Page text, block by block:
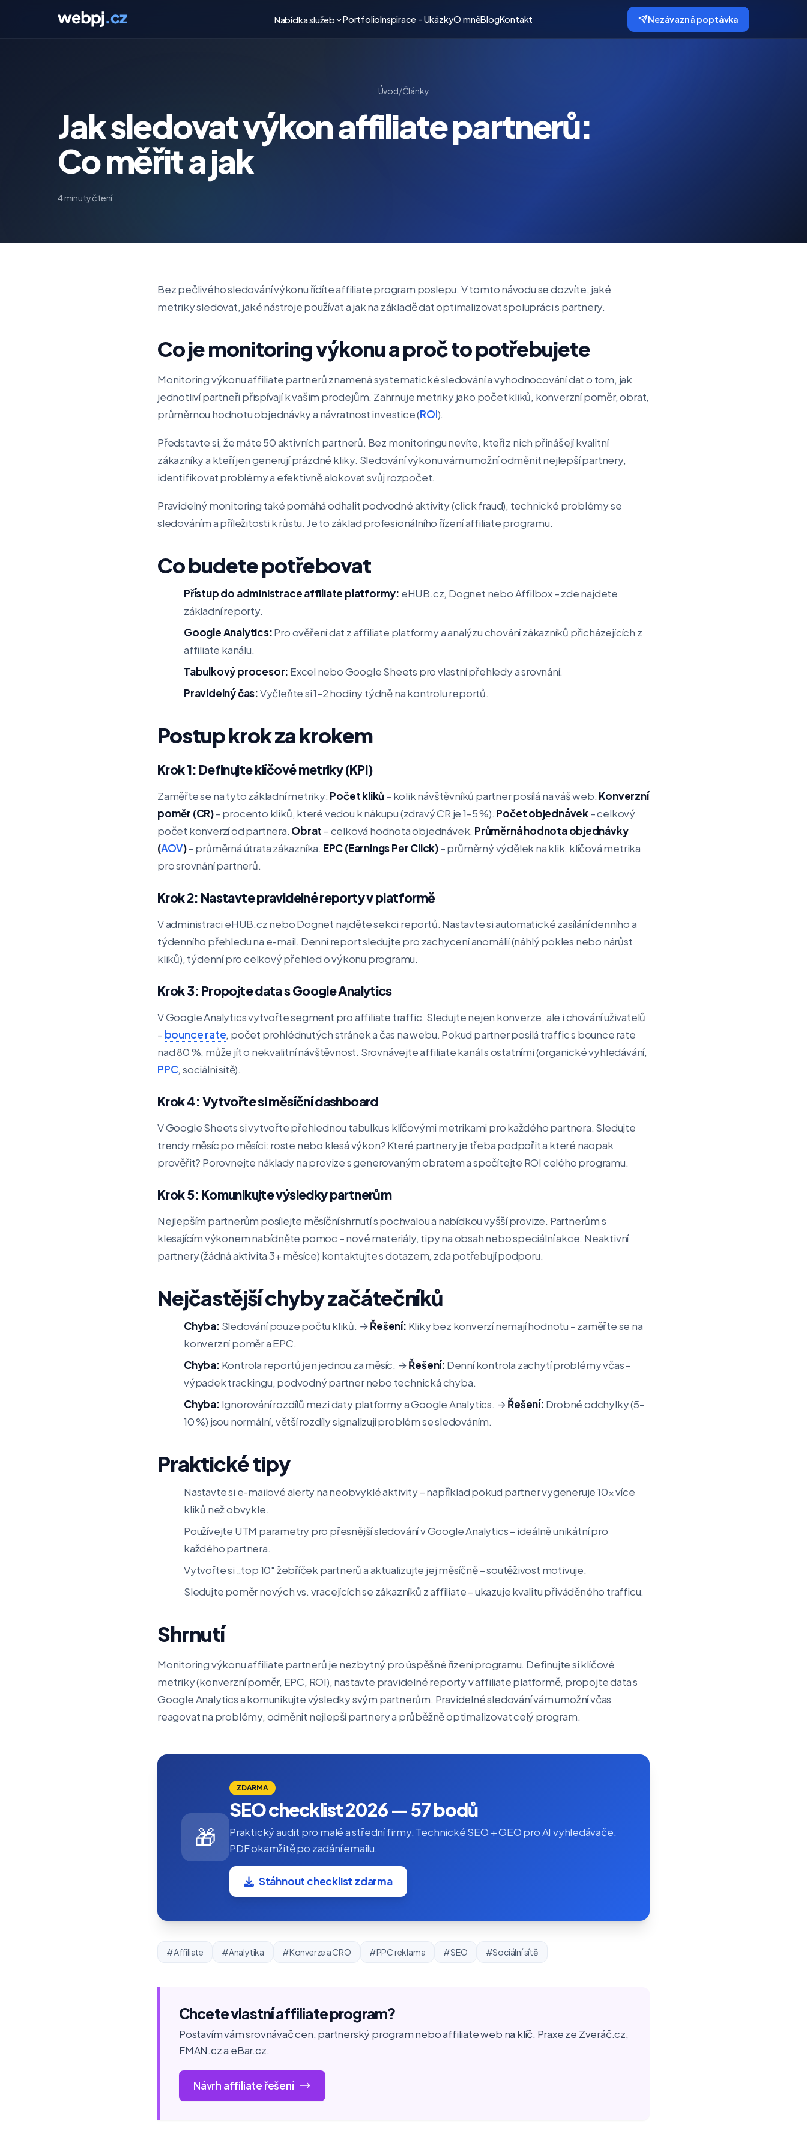
Nabídka služeb PortfolioInspirace - UkázkyO mněBlogKontakt Nezávazná poptávka
Úvod/Články
Jak sledovat výkon affiliate partnerů:
Co měřit a jak
4 minuty čtení
Bez pečlivého sledování výkonu řídíte affiliate program poslepu. V tomto návodu se dozvíte, jaké
metriky sledovat, jaké nástroje používat a jak na základě dat optimalizovat spolupráci s partnery.
Co je monitoring výkonu a proč to potřebujete
Monitoring výkonu affiliate partnerů znamená systematické sledování a vyhodnocování dat o tom, jak
jednotliví partneři přispívají k vašim prodejům. Zahrnuje metriky jako počet kliků, konverzní poměr, obrat,
průměrnou hodnotu objednávky a návratnost investice (ROI).
Představte si, že máte 50 aktivních partnerů. Bez monitoringu nevíte, kteří z nich přinášejí kvalitní
zákazníky a kteří jen generují prázdné kliky. Sledování výkonu vám umožní odměnit nejlepší partnery,
identifikovat problémy a efektivně alokovat svůj rozpočet.
Pravidelný monitoring také pomáhá odhalit podvodné aktivity (click fraud), technické problémy se
sledováním a příležitosti k růstu. Je to základ profesionálního řízení affiliate programu.
Co budete potřebovat
Přístup do administrace affiliate platformy: eHUB.cz, Dognet nebo Affilbox – zde najdete
základní reporty.
Google Analytics:Pro ověření dat z affiliate platformy a analýzu chování zákazníků přicházejících z
affiliate kanálu.
Tabulkový procesor: Excel nebo Google Sheets pro vlastní přehledy a srovnání.
Pravidelný čas:Vyčleňte si 1–2 hodiny týdně na kontrolu reportů.
Postup krok za krokem
Krok 1: Definujte klíčové metriky (KPI)
Zaměřte se na tyto základní metriky: Počet kliků – kolik návštěvníků partner posílá na váš web. Konverzní
poměr (CR)– procento kliků, které vedou k nákupu (zdravý CR je 1–5 %). Počet objednávek– celkový
počet konverzí od partnera. Obrat – celková hodnota objednávek. Průměrná hodnota objednávky
(AOV)– průměrná útrata zákazníka. EPC (Earnings Per Click)– průměrný výdělek na klik, klíčová metrika
pro srovnání partnerů.
Krok 2: Nastavte pravidelné reporty v platformě
V administraci eHUB.cz nebo Dognet najděte sekci reportů. Nastavte si automatické zasílání denního a
týdenního přehledu na e-mail. Denní report sledujte pro zachycení anomálií (náhlý pokles nebo nárůst
kliků), týdenní pro celkový přehled o výkonu programu.
Krok 3: Propojte data s Google Analytics
V Google Analytics vytvořte segment pro affiliate traffic. Sledujte nejen konverze, ale i chování uživatelů
– bounce rate, počet prohlédnutých stránek a čas na webu. Pokud partner posílá traffic s bounce rate
nad 80 %, může jít o nekvalitní návštěvnost. Srovnávejte affiliate kanál s ostatními (organické vyhledávání,
PPC, sociální sítě).
Krok 4: Vytvořte si měsíční dashboard
V Google Sheets si vytvořte přehlednou tabulku s klíčovými metrikami pro každého partnera. Sledujte
trendy měsíc po měsíci: roste nebo klesá výkon? Které partnery je třeba podpořit a které naopak
prověřit? Porovnejte náklady na provize s generovaným obratem a spočítejte ROI celého programu.
Krok 5: Komunikujte výsledky partnerům
Nejlepším partnerům posílejte měsíční shrnutí s pochvalou a nabídkou vyšší provize. Partnerům s
klesajícím výkonem nabídněte pomoc – nové materiály, tipy na obsah nebo speciální akce. Neaktivní
partnery (žádná aktivita 3+ měsíce) kontaktujte s dotazem, zda potřebují podporu.
Nejčastější chyby začátečníků
Chyba: Sledování pouze počtu kliků. →Řešení: Kliky bez konverzí nemají hodnotu – zaměřte se na
konverzní poměr a EPC.
Chyba: Kontrola reportů jen jednou za měsíc. →Řešení: Denní kontrola zachytí problémy včas –
výpadek trackingu, podvodný partner nebo technická chyba.
Chyba: Ignorování rozdílů mezi daty platformy a Google Analytics. →Řešení: Drobné odchylky (5–
10 %) jsou normální, větší rozdíly signalizují problém se sledováním.
Praktické tipy
Nastavte si e-mailové alerty na neobvyklé aktivity – například pokud partner vygeneruje 10× více
kliků než obvykle.
Používejte UTM parametry pro přesnější sledování v Google Analytics – ideálně unikátní pro
každého partnera.
Vytvořte si „top 10" žebříček partnerů a aktualizujte jej měsíčně – soutěživost motivuje.
Sledujte poměr nových vs. vracejících se zákazníků z affiliate – ukazuje kvalitu přiváděného trafficu.
Shrnutí
Monitoring výkonu affiliate partnerů je nezbytný pro úspěšné řízení programu. Definujte si klíčové
metriky (konverzní poměr, EPC, ROI), nastavte pravidelné reporty v affiliate platformě, propojte data s
Google Analytics a komunikujte výsledky svým partnerům. Pravidelné sledování vám umožní včas
reagovat na problémy, odměnit nejlepší partnery a průběžně optimalizovat celý program.
🎁
ZDARMA
SEO checklist 2026 — 57 bodů
Praktický audit pro malé a střední firmy. Technické SEO + GEO pro AI vyhledávače.
PDF okamžitě po zadání emailu.
Stáhnout checklist zdarma
#Affiliate #Analytika #Konverze a CRO #PPC reklama #SEO #Sociální sítě
Chcete vlastní affiliate program?
Postavím vám srovnávač cen, partnerský program nebo affiliate web na klíč. Praxe ze Zveráč.cz,
FMAN.cz a eBar.cz.
Návrh affiliate řešení